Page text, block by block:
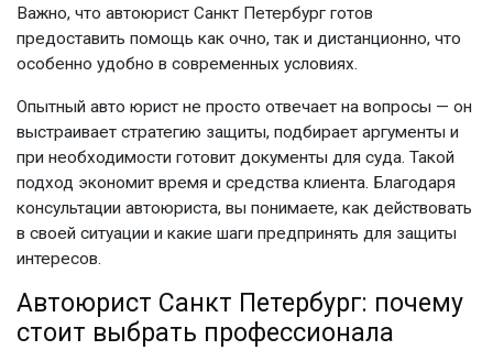
Важно, что автоюрист Санкт Петербург готов
предоставить помощь как очно, так и дистанционно, что
особенно удобно в современных условиях.
Опытный авто юрист не просто отвечает на вопросы — он
выстраивает стратегию защиты, подбирает аргументы и
при необходимости готовит документы для суда. Такой
подход экономит время и средства клиента. Благодаря
консультации автоюриста, вы понимаете, как действовать
в своей ситуации и какие шаги предпринять для защиты
интересов.
Автоюрист Санкт Петербург: почему
стоит выбрать профессионала